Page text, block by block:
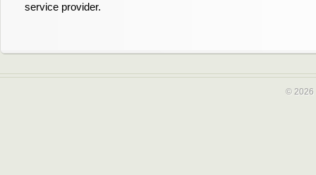
service provider.
verlängern möchten, kontaktieren Sie bitte Ihren Service-
© 2026